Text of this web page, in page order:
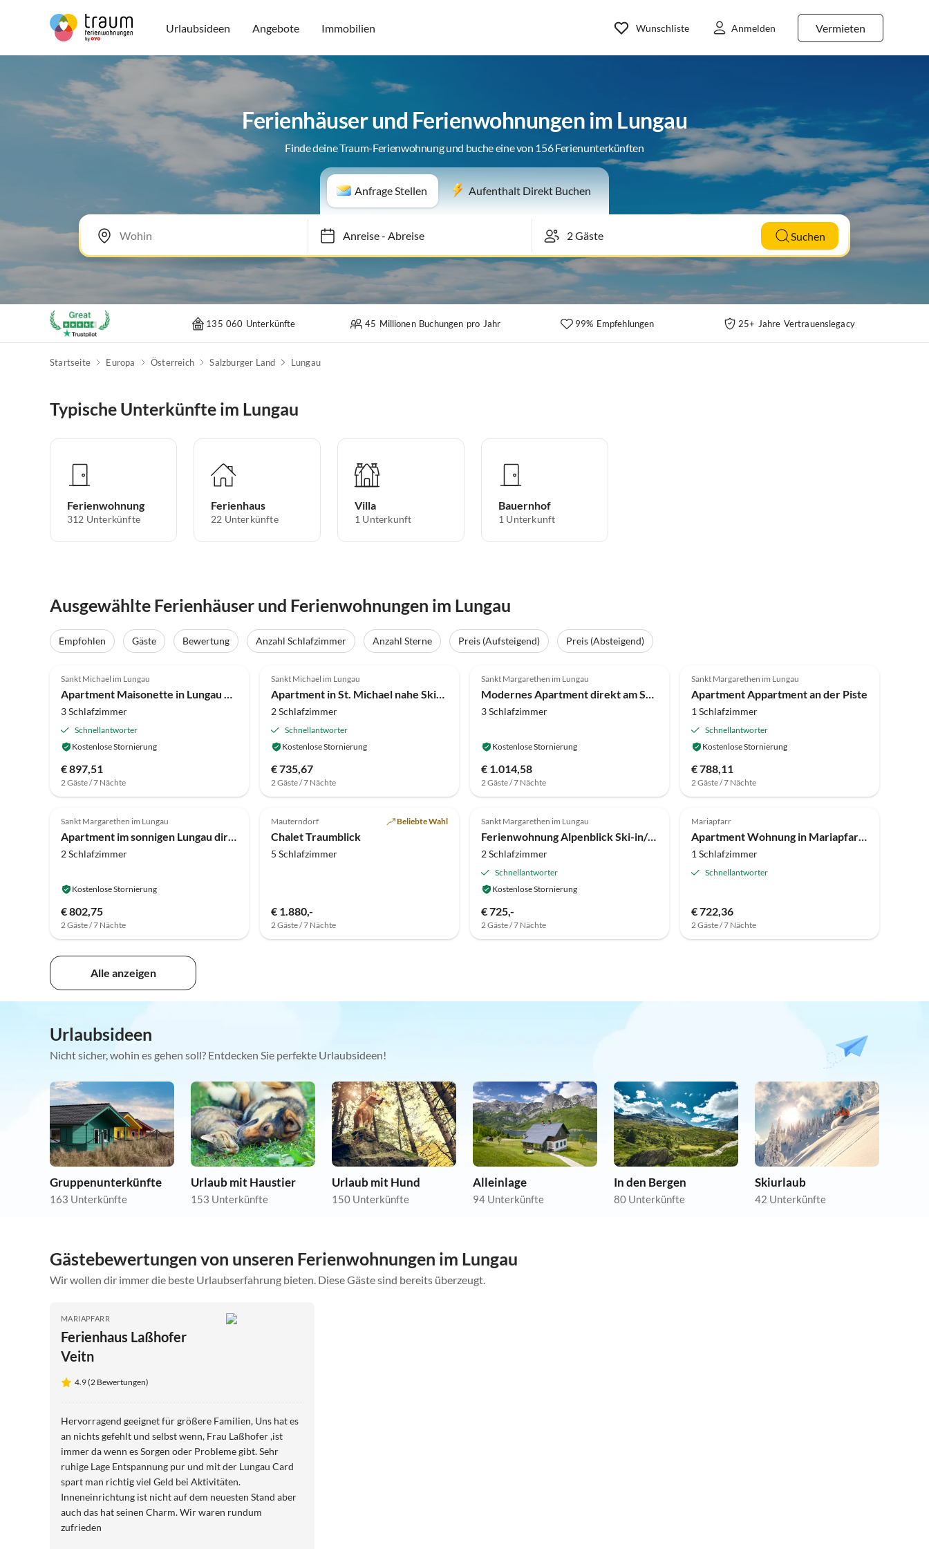
Urlaubsideen Angebote Immobilien Vermieten
Wunschliste Anmelden
Ferienhäuser und Ferienwohnungen im Lungau
Finde deine Traum-Ferienwohnung und buche eine von 156 Ferienunterkünften
Anfrage Stellen Aufenthalt Direkt Buchen
Anreise-Abreise Suchen
135 060 Unterkünfte 45 Millionen Buchungen pro Jahr 99% Empfehlungen 25+ Jahre Vertrauenslegacy
Startseite Europa Österreich Salzburger Land Lungau
Typische Unterkünfte im Lungau
Ferienwohnung
312 Unterkünfte
Ferienhaus
22 Unterkünfte
Villa
1 Unterkunft
Bauernhof
1 Unterkunft
Ausgewählte Ferienhäuser und Ferienwohnungen im Lungau
Empfohlen Gäste Bewertung Anzahl Schlafzimmer Anzahl Sterne Preis (Aufsteigend)
Preis (Absteigend)
Sankt Michael im Lungau
Apartment Maisonette in Lungau nahe Skipisten
3 Schlafzimmer
Schnellantworter
Kostenlose Stornierung
€ 897,51
2 Gäste / 7 Nächte
Sankt Michael im Lungau
Apartment in St. Michael nahe Skipisten
2 Schlafzimmer
Schnellantworter
Kostenlose Stornierung
€ 735,67
2 Gäste / 7 Nächte
Sankt Margarethen im Lungau
Modernes Apartment direkt am Skilift
3 Schlafzimmer
Kostenlose Stornierung
€ 1.014,58
2 Gäste / 7 Nächte
Sankt Margarethen im Lungau
Apartment Appartment an der Piste
1 Schlafzimmer
Schnellantworter
Kostenlose Stornierung
€ 788,11
2 Gäste / 7 Nächte
3.8 (14)
Sankt Margarethen im Lungau
Apartment im sonnigen Lungau direkt am Lift
2 Schlafzimmer
Kostenlose Stornierung
€ 802,75
2 Gäste / 7 Nächte
Top-Inserat
5.0 (7)
Mauterndorf Beliebte Wahl
Chalet Traumblick
5 Schlafzimmer
€ 1.880,-
2 Gäste / 7 Nächte
Top-Inserat
Sankt Margarethen im Lungau
Ferienwohnung Alpenblick Ski-in/Ski-out
2 Schlafzimmer
Schnellantworter
Kostenlose Stornierung
€ 725,-
2 Gäste / 7 Nächte
Mariapfarr
Apartment Wohnung in Mariapfarr nahe Skipisten
1 Schlafzimmer
Schnellantworter
€ 722,36
2 Gäste / 7 Nächte
Alle anzeigen
Urlaubsideen
Nicht sicher, wohin es gehen soll? Entdecken Sie perfekte Urlaubsideen!
Gruppenunterkünfte
163 Unterkünfte
Urlaub mit Haustier
153 Unterkünfte
Urlaub mit Hund
150 Unterkünfte
Alleinlage
94 Unterkünfte
In den Bergen
80 Unterkünfte
Skiurlaub
42 Unterkünfte
Gästebewertungen von unseren Ferienwohnungen im Lungau
Wir wollen dir immer die beste Urlaubserfahrung bieten. Diese Gäste sind bereits überzeugt.
MARIAPFARR
Ferienhaus Laßhofer
Veitn
4.9 (2 Bewertungen)
Hervorragend geeignet für größere Familien, Uns hat es
an nichts gefehlt und selbst wenn, Frau Laßhofer ,ist
immer da wenn es Sorgen oder Probleme gibt. Sehr
ruhige Lage Entspannung pur und mit der Lungau Card
spart man richtig viel Geld bei Aktivitäten.
Inneneinrichtung ist nicht auf dem neuesten Stand aber
auch das hat seinen Charm. Wir waren rundum
zufrieden